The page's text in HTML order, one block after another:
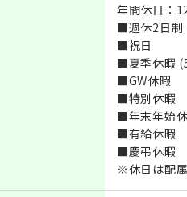
年間休日：
■週休2日制
■祝日
■夏季休暇
■GW休暇
■特別休暇
■年末年始
■有給休暇
■慶弔休暇
※休日は配属